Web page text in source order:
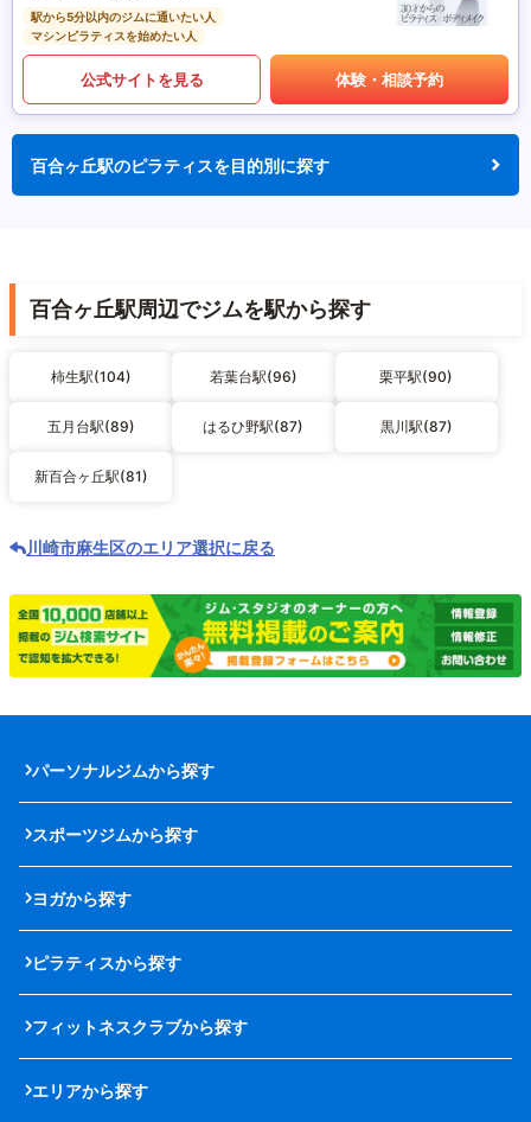
駅から5分以内のジムに通いたい人
マシンピラティスを始めたい人
公式サイトを見る 体験・相談予約
百合ヶ丘駅のピラティスを目的別に探す
百合ヶ丘駅周辺でジムを駅から探す
柿生駅(104) 若葉台駅(96) 栗平駅(90)
五月台駅(89) はるひ野駅(87) 黒川駅(87)
新百合ヶ丘駅(81)
川崎市麻生区のエリア選択に戻る
パーソナルジムから探す
スポーツジムから探す
ヨガから探す
ピラティスから探す
フィットネスクラブから探す
エリアから探す